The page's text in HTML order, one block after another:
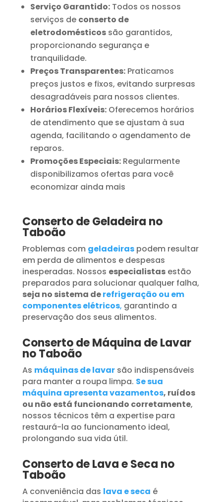
Serviço Garantido:Todos os nossos
serviços de conserto de
eletrodomésticossão garantidos,
proporcionando segurança e
tranquilidade.
Preços Transparentes:Praticamos
preços justos e fixos, evitando surpresas
desagradáveis para nossos clientes.
Horários Flexíveis:Oferecemos horários
de atendimento que se ajustam à sua
agenda, facilitando o agendamento de
reparos.
Promoções Especiais:Regularmente
disponibilizamos ofertas para você
economizar ainda mais
Conserto de Geladeira no
Taboão
Problemas com geladeiraspodem resultar
em perda de alimentos e despesas
inesperadas. Nossos especialistasestão
preparados para solucionar qualquer falha,
seja no sistema derefrigeração ou em
componentes elétricos, garantindo a
preservação dos seus alimentos.
Conserto de Máquina de Lavar
no Taboão
As máquinas de lavar são indispensáveis
para manter a roupa limpa. Se sua
máquina apresenta vazamentos, ruídos
ou não está funcionando corretamente,
nossos técnicos têm a expertise para
restaurá-la ao funcionamento ideal,
prolongando sua vida útil.
Conserto de Lava e Seca no
Taboão
A conveniência das lava e seca é